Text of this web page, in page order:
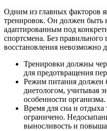
Одним из главных факторов
тренировок. Он должен быть
адаптированным под
спортсмена. Без правильного
восстановления невозможно
Тренировки должны
для предотвращения
Режим питания должен
диетологом, учитывая
особенности организма.
Время для сна и отдыха
ограничено.
выносливость и